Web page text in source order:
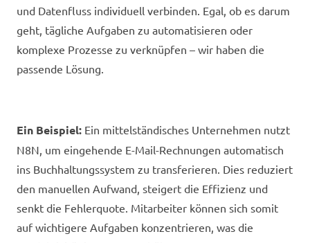
und Datenfluss individuell verbinden. Egal, ob es darum
geht, tägliche Aufgaben zu automatisieren oder
komplexe Prozesse zu verknüpfen – wir haben die
passende Lösung.
Ein Beispiel: Ein mittelständisches Unternehmen nutzt
N8N, um eingehende E-Mail-Rechnungen automatisch
ins Buchhaltungssystem zu transferieren. Dies reduziert
den manuellen Aufwand, steigert die Effizienz und
senkt die Fehlerquote. Mitarbeiter können sich somit
auf wichtigere Aufgaben konzentrieren, was die